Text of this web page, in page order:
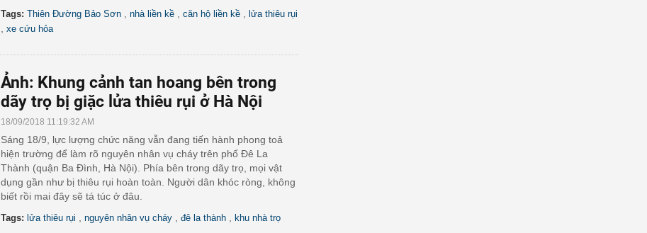
Tags: Thiên Đường Bảo Sơn nhà liền kề căn hộ liền kề lửa thiêu rụi
xe cứu hỏa
Ảnh: Khung cảnh tan hoang bên trong
dãy trọ bị giặc lửa thiêu rụi ở Hà Nội
18/09/2018 11:19:32 AM
Sáng 18/9, lực lượng chức năng vẫn đang tiến hành phong toả
hiện trường để làm rõ nguyên nhân vụ cháy trên phố Đê La
Thành (quận Ba Đình, Hà Nội). Phía bên trong dãy trọ, mọi vật
dụng gần như bị thiêu rụi hoàn toàn. Người dân khóc ròng, không
biết rồi mai đây sẽ tá túc ở đâu.
Tags: lửa thiêu rụi nguyên nhân vụ cháy đê la thành khu nhà trọ